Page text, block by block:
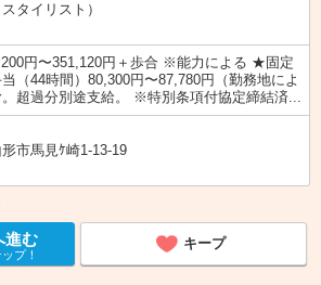
タイリスト）
円〜351,120円＋歩合 ※能力による ★固定
（44時間）80,300円〜87,780円（勤務地によ
。超過分別途支給。 ※特別条項付協定締結済...
市馬見ｹ崎1-13-19
進む
プ！
キープ